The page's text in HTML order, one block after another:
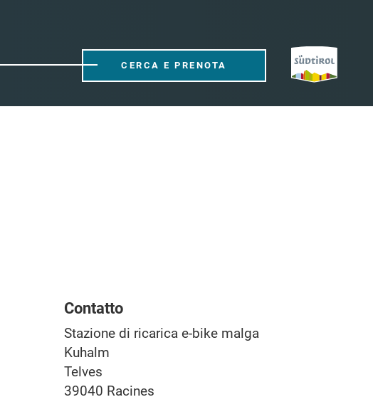
CERCA E PRENOTA
Contatto
Stazione di ricarica e-bike malga
Kuhalm
Telves
39040 Racines